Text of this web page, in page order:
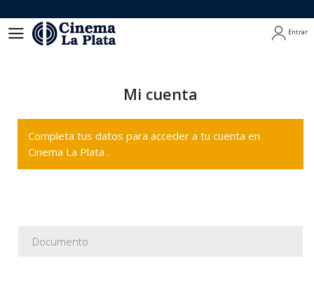
Entrar
Mi cuenta
Completa tus datos para acceder a tu cuenta en
Cinema La Plata .